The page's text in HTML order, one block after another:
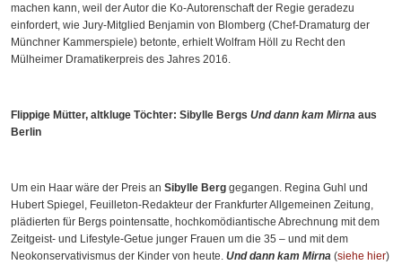
machen kann, weil der Autor die Ko-Autorenschaft der Regie geradezu
einfordert, wie Jury-Mitglied Benjamin von Blomberg (Chef-Dramaturg der
Münchner Kammerspiele) betonte, erhielt Wolfram Höll zu Recht den
Mülheimer Dramatikerpreis des Jahres 2016.
Flippige Mütter, altkluge Töchter: Sibylle Bergs Und dann kam Mirna aus
Berlin
Um ein Haar wäre der Preis an Sibylle Berg gegangen. Regina Guhl und
Hubert Spiegel, Feuilleton-Redakteur der Frankfurter Allgemeinen Zeitung,
plädierten für Bergs pointensatte, hochkomödiantische Abrechnung mit dem
Zeitgeist- und Lifestyle-Getue junger Frauen um die 35 – und mit dem
Neokonservativismus der Kinder von heute. Und dann kam Mirna (siehe hier)